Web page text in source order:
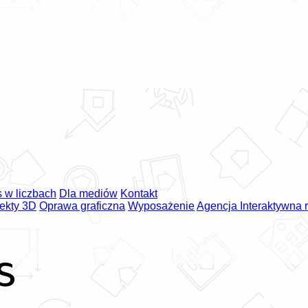
w liczbach Dla mediów Kontakt
3D Oprawa graficzna WyposażenieAgencja Interaktywna